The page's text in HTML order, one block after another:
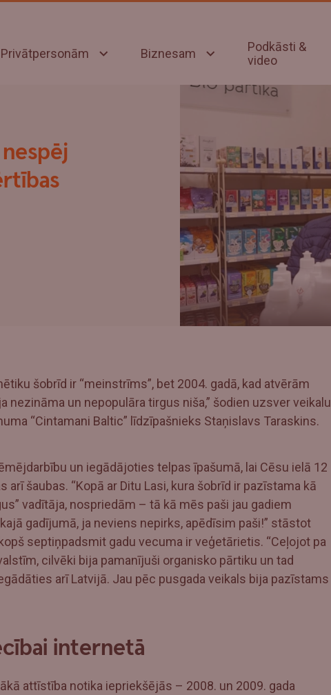
Privātpersonām Biznesam
Podkāsti &
video
šobrīd ir “meinstrīms”, bet 2004. gadā, kad atvērām
nezināma un nepopulāra tirgus niša,” šodien uzsver veikalu
“Cintamani Baltic” līdzīpašnieks Staņislavs Taraskins.
un iegādājoties telpas īpašumā, lai Cēsu ielā 12
arī šaubas. “Kopā ar Ditu Lasi, kura šobrīd ir pazīstama kā
vadītāja, nospriedām – tā kā mēs paši jau gadiem
gadījumā, ja neviens nepirks, apēdīsim paši!” stāstot
septiņpadsmit gadu vecuma ir veģetārietis. “Ceļojot pa
cilvēki bija pamanījuši organisko pārtiku un tad
arī Latvijā. Jau pēc pusgada veikals bija pazīstams
internetā
attīstība notika iepriekšējās – 2008. un 2009. gada